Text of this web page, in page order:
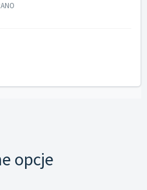
opcje